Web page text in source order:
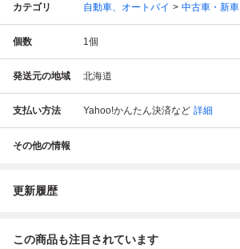
カテゴリ 自動車、オートバイ 中古車・新車
個数 1個
発送元の地域 北海道
支払い方法 Yahoo!かんたん決済など 詳細
その他の情報
更新履歴
この商品も注目されています